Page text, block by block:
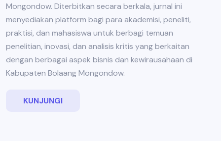
Mongondow. Diterbitkan secara berkala, jurnal ini
menyediakan platform bagi para akademisi, peneliti,
praktisi, dan mahasiswa untuk berbagi temuan
penelitian, inovasi, dan analisis kritis yang berkaitan
dengan berbagai aspek bisnis dan kewirausahaan di
Kabupaten Bolaang Mongondow.
KUNJUNGI